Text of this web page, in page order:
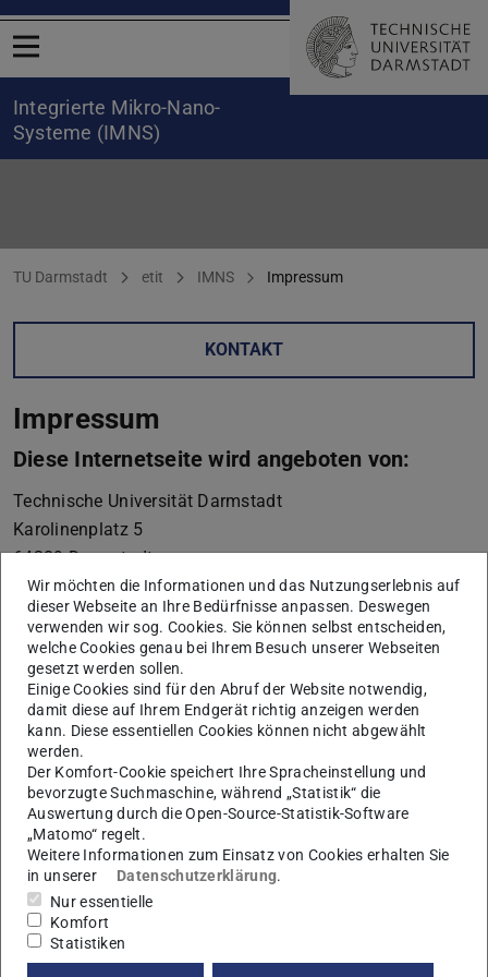
Menü öffnen
Integrierte Mikro-Nano-
Systeme (IMNS)
Sie befinden sich hier:
TU Darmstadt etit IMNS Impressum
KONTAKT
Impressum
Diese Internetseite wird angeboten von:
Technische Universität Darmstadt
Karolinenplatz 5
64289 Darmstadt
+49 6151 16-01
vertreten durch die Präsidentin der Technischen
Universität Darmstadt, Prof. Dr. Tanja Brühl
Die Technische Universität Darmstadt ist eine
rechtsfähige Körperschaft des öffentlichen Rechts gemäß
§ 1 Abs. 1 i.V.m. § 2 Abs. 1 Nr. 1 HHG (Hessisches
Hochschulgesetz vom 14. Dezember 2009, GVBl. I S.
666). Seit dem In-Kraft-Treten des TU Darmstadt-Gesetzes
(Gesetz zur organisatorischen Fortentwicklung der
Technischen Universität Darmstadt vom 05. Dezember
2004, GVBl. I S. 382, in der Fassung vom 14. Dezember
2009, GVBl. I S. 699) ist sie autonome Universität des
Landes Hessen.
Wir möchten die Informationen und das Nutzungserlebnis auf
dieser Webseite an Ihre Bedürfnisse anpassen. Deswegen
verwenden wir sog. Cookies. Sie können selbst entscheiden,
welche Cookies genau bei Ihrem Besuch unserer Webseiten
gesetzt werden sollen.
Einige Cookies sind für den Abruf der Website notwendig,
damit diese auf Ihrem Endgerät richtig anzeigen werden
kann. Diese essentiellen Cookies können nicht abgewählt
werden.
Der Komfort-Cookie speichert Ihre Spracheinstellung und
bevorzugte Suchmaschine, während „Statistik“ die
Auswertung durch die Open-Source-Statistik-Software
„Matomo“ regelt.
Weitere Informationen zum Einsatz von Cookies erhalten Sie
in unserer
Datenschutzerklärung.
Nur essentielle
Komfort
Statistiken